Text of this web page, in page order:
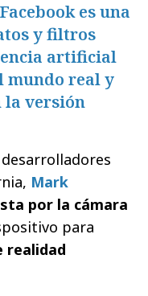
es una
y filtros
artificial
mundo real y
la versión
Mark
por la cámara
para
realidad